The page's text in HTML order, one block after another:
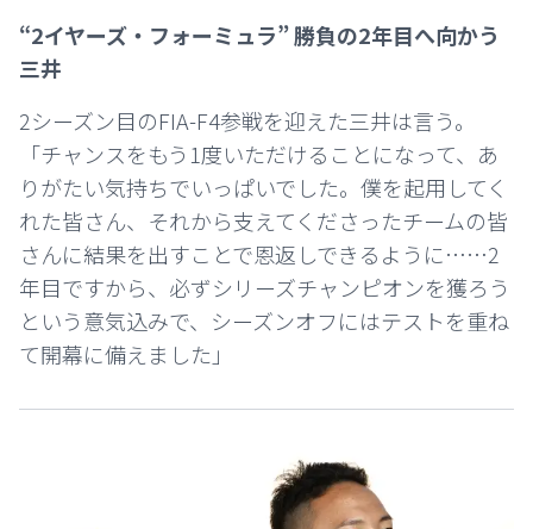
“2イヤーズ・フォーミュラ” 勝負の2年目へ向かう
三井
2シーズン目のFIA-F4参戦を迎えた三井は言う。
「チャンスをもう1度いただけることになって、あ
りがたい気持ちでいっぱいでした。僕を起用してく
れた皆さん、それから支えてくださったチームの皆
さんに結果を出すことで恩返しできるように……2
年目ですから、必ずシリーズチャンピオンを獲ろう
という意気込みで、シーズンオフにはテストを重ね
て開幕に備えました」